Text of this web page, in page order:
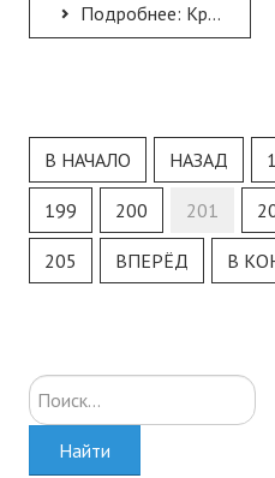
Подробнее: Круглый стол по теме: «Концепция духовно-нравственного развития и воспитания личности гражданина...
В НАЧАЛО НАЗАД
199 200 201
205 ВПЕРЁД В
Искать...
Найти